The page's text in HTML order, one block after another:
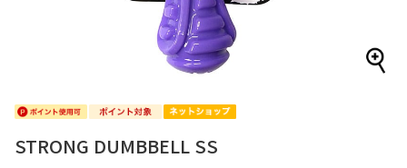
STRONG DUMBBELL SS